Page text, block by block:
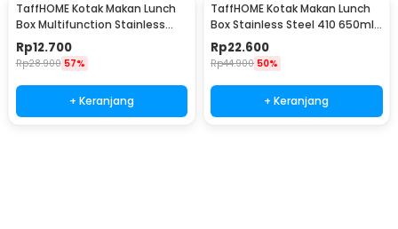
TaffHOME Kotak Makan Lunch
Box Multifunction Stainless
Steel 304 550ml - AC-21
Rp12.700
Rp28.900 57%
+ Keranjang
TaffHOME Kotak Makan Lunch
Box Stainless Steel 410 650ml
- HS410
Rp22.600
Rp44.900 50%
+ Keranjang